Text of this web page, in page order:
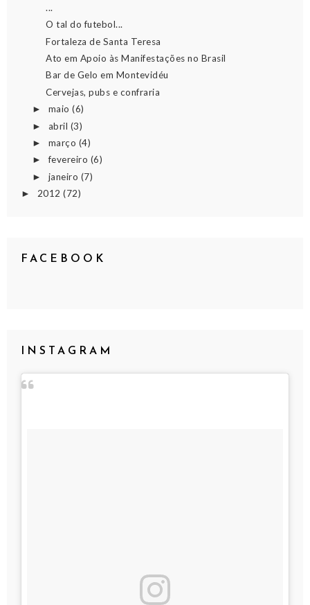
...
O tal do futebol...
Fortaleza de Santa Teresa
Ato em Apoio às Manifestações no Brasil
Bar de Gelo em Montevidéu
Cervejas, pubs e confraria
► maio(6)
► abril (3)
► março (4)
►fevereiro (6)
► janeiro (7)
► 2012 (72)
FACEBOOK
INSTAGRAM